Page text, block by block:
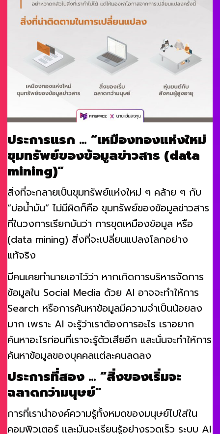
ประการแรก … “เหมืองทองแห่งใหม่
ขุมทรัพย์ของข้อมูลข่าวสาร (data
mining)”
สิ่งที่จะกลายเป็นขุมทรัพย์แห่งใหม่ ๆ คล้าย ๆ กับ
“บ่อน้ำมัน” ไม่มีผิดก็คือ ขุมทรัพย์ของข้อมูลข่าวสาร
ที่ในวงการเรียกมันว่า การขุดเหมืองข้อมูล หรือ
(data mining) สิ่งที่จะเปลี่ยนแปลงโลกอย่าง
แท้จริง
มีคนเคยทำนายเอาไว้ว่า หากเกิดการบริหารจัดการ
ข้อมูลใน Social Media ด้วย AI อาจจะทำให้การ
Search หรือการค้นหาข้อมูลมีความจำเป็นน้อยลง
มาก เพราะ AI จะรู้ว่าเราต้องการอะไร เราอยาก
ค้นหาอะไรก่อนที่เราจะรู้ตัวเสียอีก และนั่นจะทำให้การ
ค้นหาข้อมูลของบุคคลแต่ละคนลดลง
ประการที่สอง … “สิ่งของเริ่มจะ
ฉลาดกว่ามนุษย์”
การที่เรานำองค์ความรู้ทั้งหมดของมนุษย์ไปใส่ใน
คอมพิวเตอร์ และมันจะเรียนรู้อย่างรวดเร็ว ระบบ AI